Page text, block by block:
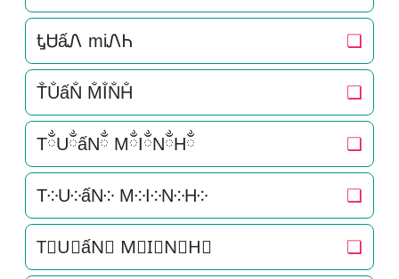
ᎿᏌấᏁ miᏁᏂ ❏
T̐U̐ấN̐ M̐I̐N̐H̐ ❏
TྂUྂấNྂ MྂIྂNྂHྂ ❏
T༶U༶ấN༶ M༶I༶N༶H༶ ❏
T⃕U⃕ấN⃕ M⃕I⃕N⃕H⃕ ❏